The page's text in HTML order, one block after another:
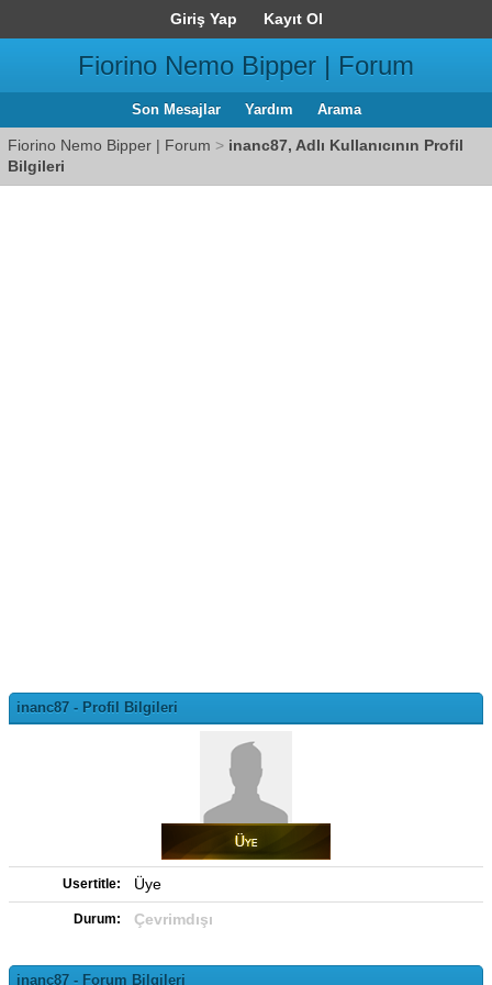
Giriş Yap Kayıt Ol
Fiorino Nemo Bipper | Forum
Son Mesajlar Yardım Arama
Fiorino Nemo Bipper | Forum > inanc87, Adlı Kullanıcının Profil
Bilgileri
inanc87 - Profil Bilgileri
Usertitle: Üye
Durum: Çevrimdışı
inanc87 - Forum Bilgileri